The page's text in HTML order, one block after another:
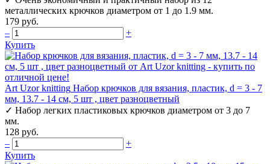
металлических крючков диаметром от 1 до 1.9 мм.
179 руб.
–
+
Купить
Art Uzor knitting Набор крючков для вязания, пластик, d = 3 - 7
мм, 13.7 - 14 см, 5 шт , цвет разноцветный
✓ Набор легких пластиковых крючков диаметром от 3 до 7
мм.
128 руб.
–
+
Купить